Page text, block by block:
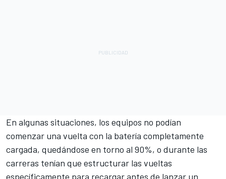
En algunas situaciones, los equipos no podían
comenzar una vuelta con la batería completamente
cargada, quedándose en torno al 90%, o durante las
carreras tenían que estructurar las vueltas
específicamente para recargar antes de lanzar un